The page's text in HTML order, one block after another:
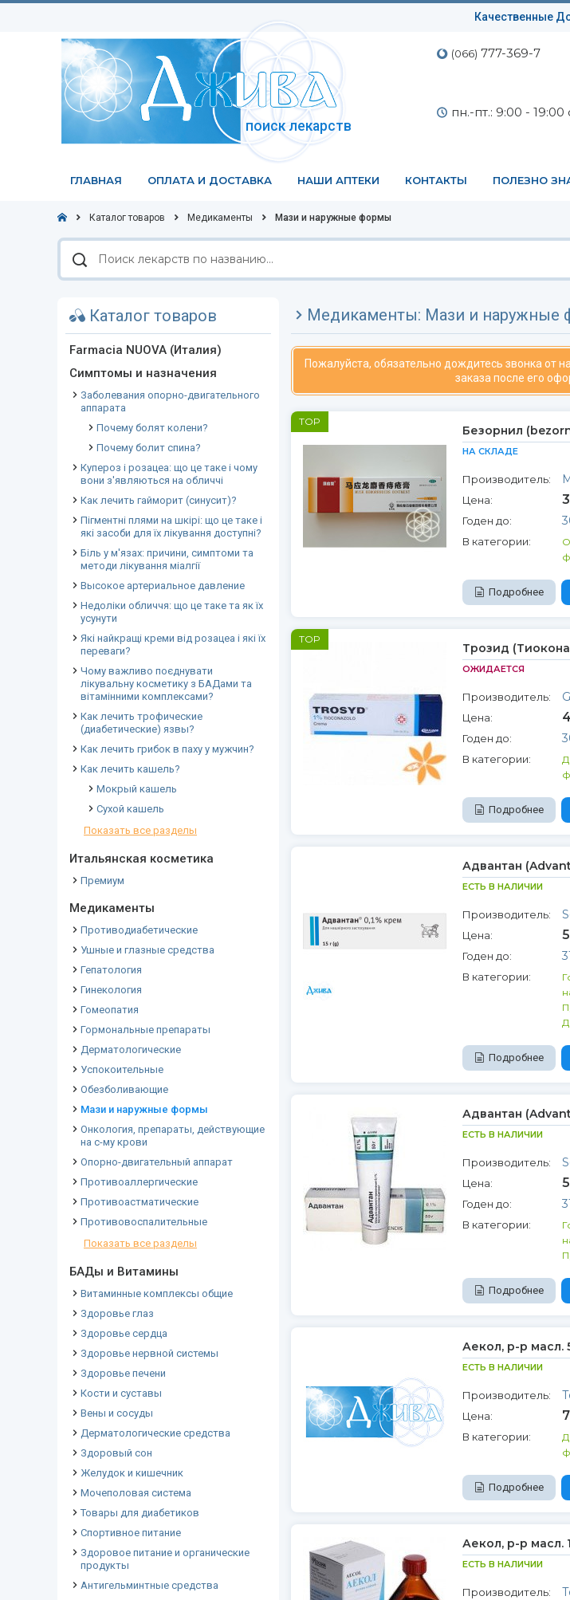
Качественные
поиск лекарств
(066) 777-369-7
пн.-пт.: 9:00 -
ГЛАВНАЯ ОПЛАТА И ДОСТАВКА НАШИ АПТЕКИ КОНТАКТЫ ПОЛЕЗНО
Каталог товаров Медикаменты Мази и наружные формы
Поиск
лекарств
по
Каталог товаров
Farmacia NUOVA (Италия)
Симптомы и назначения
Заболевания опорно-двигательного
аппарата
Почему болят колени?
Почему болит спина?
Купероз і розацеа: що це таке і чому
вони з'являються на обличчі
Как лечить гайморит (синусит)?
Пігментні плями на шкірі: що це таке і
які засоби для їх лікування доступні?
Біль у м'язах: причини, симптоми та
методи лікування міалгії
Высокое артериальное давление
Недоліки обличчя: що це таке та як їх
усунути
Які найкращі креми від розацеа і які їх
переваги?
Чому важливо поєднувати
лікувальну косметику з БАДами та
вітамінними комплексами?
Как лечить трофические
(диабетические) язвы?
Как лечить грибок в паху у мужчин?
Как лечить кашель?
Мокрый кашель
Сухой кашель
Показать все разделы
Итальянская косметика
Премиум
Медикаменты
Противодиабетические
Ушные и глазные средства
Гепатология
Гинекология
Гомеопатия
Гормональные препараты
Дерматологические
Успокоительные
Обезболивающие
Мази и наружные формы
Онкология, препараты, действующие
на с-му крови
Опорно-двигательный аппарат
Противоаллергические
Противоастматические
Противовоспалительные
Показать все разделы
БАДы и Витамины
Витаминные комплексы общие
Здоровье глаз
Здоровье сердца
Здоровье нервной системы
Здоровье печени
Кости и суставы
Вены и сосуды
Дерматологические средства
Здоровый сон
Желудок и кишечник
Мочеполовая система
Товары для диабетиков
Спортивное питание
Здоровое питание и органические
продукты
Антигельминтные средства
Медикаменты: Мази и наружные
Пожалуйста, обязательно дождитесь звонка от
заказа после его
TOP
Безорнил
НА СКЛАДЕ
Производитель:
Цена:
Годен до:
В категории:
Подробнее
TOP
Трозид
ОЖИДАЕТСЯ
Производитель:
Цена:
Годен до:
В категории:
Подробнее
Адвантан
ЕСТЬ В НАЛИЧИИ
Производитель:
Цена:
Годен до:
В категории:
Подробнее
Адвантан
ЕСТЬ В НАЛИЧИИ
Производитель:
Цена:
Годен до:
В категории:
Подробнее
Аекол, р-р масл.
ЕСТЬ В НАЛИЧИИ
Производитель:
Цена:
В категории:
Подробнее
Аекол, р-р масл.
ЕСТЬ В НАЛИЧИИ
Производитель: